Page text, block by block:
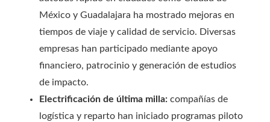
México y Guadalajara ha mostrado mejoras en
tiempos de viaje y calidad de servicio. Diversas
empresas han participado mediante apoyo
financiero, patrocinio y generación de estudios
de impacto.
Electrificación de última milla: compañías de
logística y reparto han iniciado programas piloto